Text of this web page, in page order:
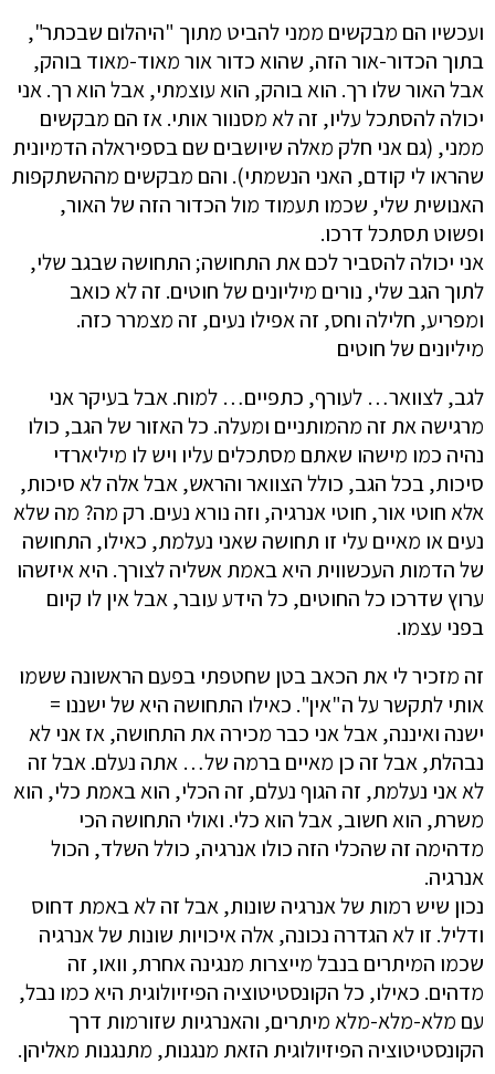
ועכשיו הם מבקשים ממני להביט מתוך "היהלום שבכתר",
בתוך הכדור-אור הזה, שהוא כדור אור מאוד-מאוד בוהק,
אבל האור שלו רך. הוא בוהק, הוא עוצמתי, אבל הוא רך. אני
יכולה להסתכל עליו, זה לא מסנוור אותי. אז הם מבקשים
ממני, (גם אני חלק מאלה שיושבים שם בספיראלה הדמיונית
שהראו לי קודם, האני הנשמתי). והם מבקשים מההשתקפות
האנושית שלי, שכמו תעמוד מול הכדור הזה של האור,
ופשוט תסתכל דרכו.
אני יכולה להסביר לכם את התחושה; התחושה שבגב שלי,
לתוך הגב שלי, נורים מיליונים של חוטים. זה לא כואב
ומפריע, חלילה וחס, זה אפילו נעים, זה מצמרר כזה.
מיליונים של חוטים
לגב, לצוואר… לעורף, כתפיים… למוח. אבל בעיקר אני
מרגישה את זה מהמותניים ומעלה. כל האזור של הגב, כולו
נהיה כמו מישהו שאתם מסתכלים עליו ויש לו מיליארדי
סיכות, בכל הגב, כולל הצוואר והראש, אבל אלה לא סיכות,
אלא חוטי אור, חוטי אנרגיה, וזה נורא נעים. רק מה? מה שלא
נעים או מאיים עלי זו תחושה שאני נעלמת, כאילו, התחושה
של הדמות העכשווית היא באמת אשליה לצורך. היא איזשהו
ערוץ שדרכו כל החוטים, כל הידע עובר, אבל אין לו קיום
בפני עצמו.
זה מזכיר לי את הכאב בטן שחטפתי בפעם הראשונה ששמו
אותי לתקשר על ה"אין". כאילו התחושה היא של ישננו =
ישנה ואיננה, אבל אני כבר מכירה את התחושה, אז אני לא
נבהלת, אבל זה כן מאיים ברמה של… אתה נעלם. אבל זה
לא אני נעלמת, זה הגוף נעלם, זה הכלי, הוא באמת כלי, הוא
משרת, הוא חשוב, אבל הוא כלי. ואולי התחושה הכי
מדהימה זה שהכלי הזה כולו אנרגיה, כולל השלד, הכול
אנרגיה.
נכון שיש רמות של אנרגיה שונות, אבל זה לא באמת דחוס
ודליל. זו לא הגדרה נכונה, אלה איכויות שונות של אנרגיה
שכמו המיתרים בנבל מייצרות מנגינה אחרת, וואו, זה
מדהים. כאילו, כל הקונסטיטוציה הפיזיולוגית היא כמו נבל,
עם מלא-מלא-מלא מיתרים, והאנרגיות שזורמות דרך
הקונסטיטוציה הפיזיולוגית הזאת מנגנות, מתנגנות מאליהן.